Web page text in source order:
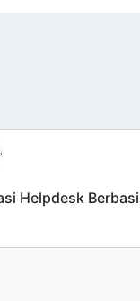
Helpdesk